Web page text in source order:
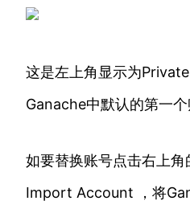
这是左上角显示为
Ganache中默认的第一个
如要替换账号点击右上
Import Account ，将